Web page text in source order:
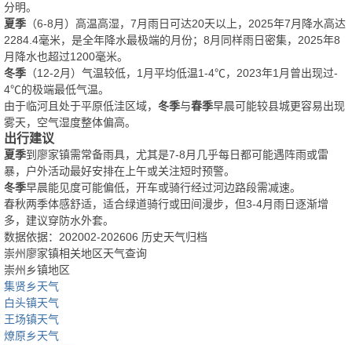
分明。
夏季 （6-8月）高温高湿，7月雨日可达20天以上，2025年7月降水高达
2284.4毫米，是全年降水最极端的月份；8月同样雨日密集，2025年8
月降水也超过1200毫米。
冬季 （12-2月）气温较低，1月平均低温1-4℃，2023年1月曾出现过-
4℃的极端最低气温。
由于临河且处于平原低洼区域， 冬季与春季早晨可能较县城更容易出现
雾天，空气湿度整体偏高。
出行建议
夏季到廖家镇需常备雨具，尤其是7-8月几乎每日都可能遇阵雨或雷
暴，户外活动最好安排在上午或关注短时预警。
冬季早晨能见度可能偏低，开车或骑行经过河边路段需减速。
春秋两季体感舒适，适合绿道骑行或田间漫步，但3-4月雨日逐渐增
多，建议穿防水外套。
数据依据：202002-202606 历史天气归档
崇州廖家镇相关地区天气查询
崇州乡镇地区
集贤乡天气
白头镇天气
王场镇天气
燎原乡天气